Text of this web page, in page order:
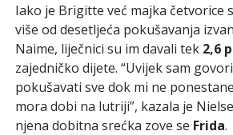
Iako je Brigitte već majka četvorice
više od desetljeća pokušavanja
Naime, liječnici su im davali tek 2,6
zajedničko dijete. “Uvijek sam
pokušavati sve dok mi ne
mora dobi na lutriji”, kazala je
njena dobitna srećka zove se Frida.